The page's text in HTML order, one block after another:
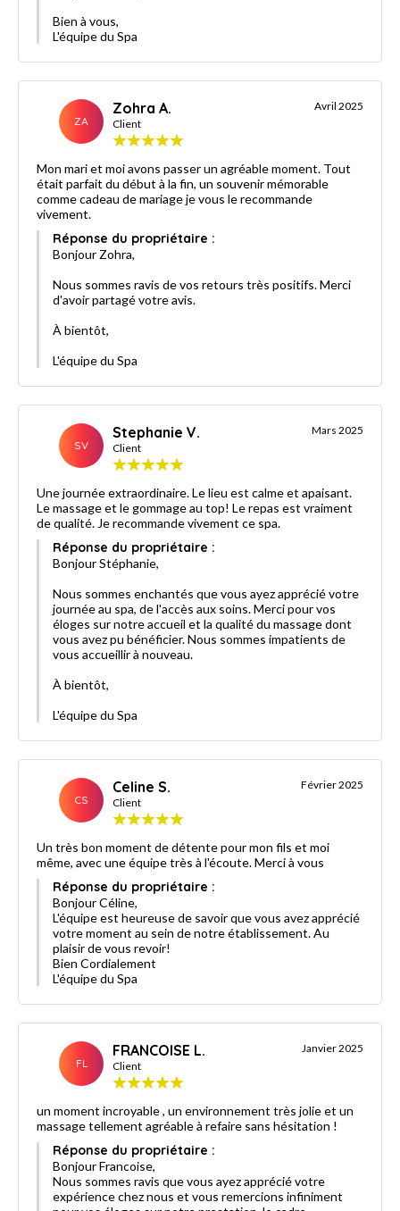
Bien à vous,
L'équipe du Spa
ZA
Zohra A.
Client
Avril 2025
Mon mari et moi avons passer un agréable moment. Tout
était parfait du début à la fin, un souvenir mémorable
comme cadeau de mariage je vous le recommande
vivement.
Réponse du propriétaire :
Bonjour Zohra,
Nous sommes ravis de vos retours très positifs. Merci
d'avoir partagé votre avis.
À bientôt,
L'équipe du Spa
SV
Stephanie V.
Client
Mars 2025
Une journée extraordinaire. Le lieu est calme et apaisant.
Le massage et le gommage au top! Le repas est vraiment
de qualité. Je recommande vivement ce spa.
Réponse du propriétaire :
Bonjour Stéphanie,
Nous sommes enchantés que vous ayez apprécié votre
journée au spa, de l'accès aux soins. Merci pour vos
éloges sur notre accueil et la qualité du massage dont
vous avez pu bénéficier. Nous sommes impatients de
vous accueillir à nouveau.
À bientôt,
L'équipe du Spa
CS
Celine S.
Client
Février 2025
Un très bon moment de détente pour mon fils et moi
même, avec une équipe très à l'écoute. Merci à vous
Réponse du propriétaire :
Bonjour Céline,
L'équipe est heureuse de savoir que vous avez apprécié
votre moment au sein de notre établissement. Au
plaisir de vous revoir!
Bien Cordialement
L'équipe du Spa
FL
FRANCOISE L.
Client
Janvier 2025
un moment incroyable , un environnement très jolie et un
massage tellement agréable à refaire sans hésitation !
Réponse du propriétaire :
Bonjour Francoise,
Nous sommes ravis que vous ayez apprécié votre
expérience chez nous et vous remercions infiniment